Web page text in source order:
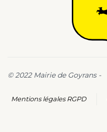
© 2022 Mairie de Goyrans -
Mentions légales RGPD